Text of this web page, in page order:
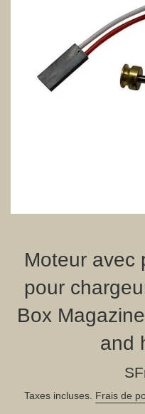
Moteur avec
pour
Box
and
Prix
Taxes incluses. Frais de